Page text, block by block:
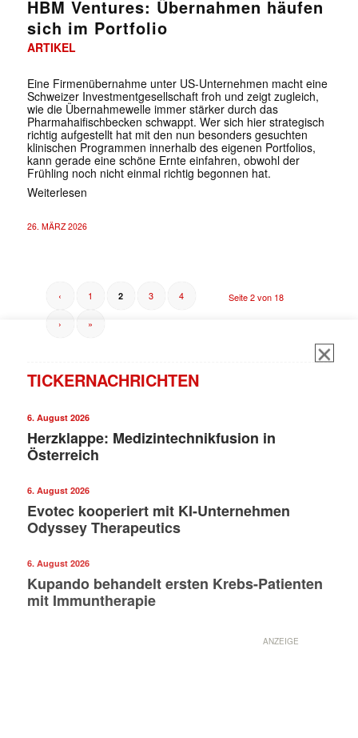
HBM Ventures: Übernahmen häufen
sich im Portfolio
ARTIKEL
Eine Firmenübernahme unter US-Unternehmen macht eine
Schweizer Investmentgesellschaft froh und zeigt zugleich,
wie die Übernahmewelle immer stärker durch das
Pharmahaifischbecken schwappt. Wer sich hier strategisch
richtig aufgestellt hat mit den nun besonders gesuchten
klinischen Programmen innerhalb des eigenen Portfolios,
kann gerade eine schöne Ernte einfahren, obwohl der
Frühling noch nicht einmal richtig begonnen hat.
Weiterlesen
26. MÄRZ 2026
Seite 2 von 18
‹ 1 2 3 4
› »
TICKERNACHRICHTEN
6. August 2026
Herzklappe: Medizintechnikfusion in
Österreich
6. August 2026
Evotec kooperiert mit KI-Unternehmen
Odyssey Therapeutics
6. August 2026
Kupando behandelt ersten Krebs-Patienten
mit Immuntherapie
ANZEIGE